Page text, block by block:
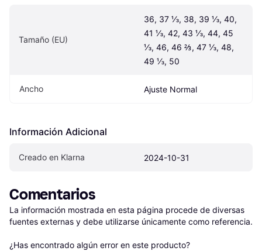
Tamaño (EU)
36, 37 ⅓, 38, 39 ⅓, 40,
41 ⅓, 42, 43 ⅓, 44, 45
⅓, 46, 46 ⅔, 47 ⅓, 48,
49 ⅓, 50
Ancho Ajuste Normal
Información Adicional
Creado en Klarna 2024-10-31
Comentarios
La información mostrada en esta página procede de diversas
fuentes externas y debe utilizarse únicamente como referencia.
¿Has encontrado algún error en este producto?